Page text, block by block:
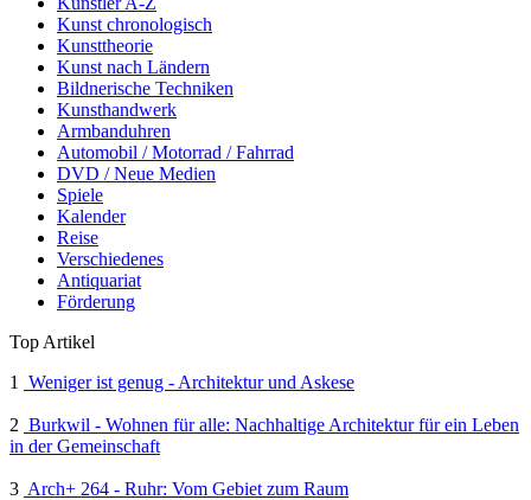
Kunst chronologisch
Kunsttheorie
Kunst nach Ländern
Bildnerische Techniken
Kunsthandwerk
Armbanduhren
Automobil / Motorrad / Fahrrad
DVD / Neue Medien
Spiele
Kalender
Reise
Verschiedenes
Antiquariat
Förderung
Top Artikel
1
Weniger ist genug - Architektur und Askese
2 Burkwil - Wohnen für alle: Nachhaltige Architektur für ein Leben
in der Gemeinschaft
3 Arch+ 264 - Ruhr: Vom Gebiet zum Raum